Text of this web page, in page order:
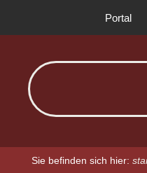
Sie befinden sich hier:
Portal